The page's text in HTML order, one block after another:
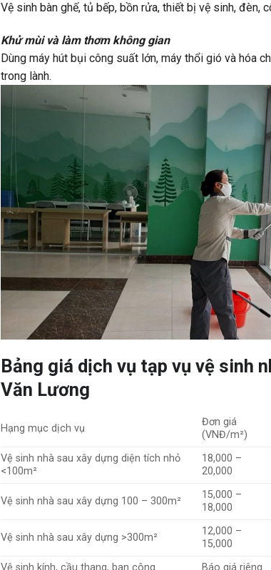
Vệ sinh bàn ghế, tủ bếp, bồn rửa, thiết bị vệ sinh, đèn,
Khử mùi và làm thơm không gian
Dùng máy hút bụi công suất lớn, máy thổi gió và hóa
trong lành.
Bảng giá dịch vụ tạp vụ vệ sinh
Văn Lương
Hạng mục dịch vụ
Đơn giá
(VNĐ/m²)
Vệ sinh nhà sau xây dựng diện tích nhỏ
<100m²
18,000 –
20,000
Vệ sinh nhà sau xây dựng 100 – 300m²
15,000 –
18,000
Vệ sinh nhà sau xây dựng >300m²
12,000 –
15,000
Vệ sinh kính, cầu thang, ban công Báo giá riêng